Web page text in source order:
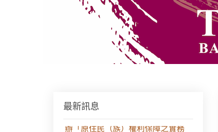
最新訊息
【課程報名】全律會與台北律師公
會等單位定於8月29日（六）共同主
辦「原住民（族）權利保障之實務